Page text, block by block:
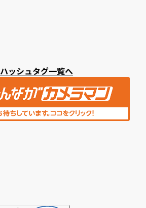
ハッシュタグ一覧へ